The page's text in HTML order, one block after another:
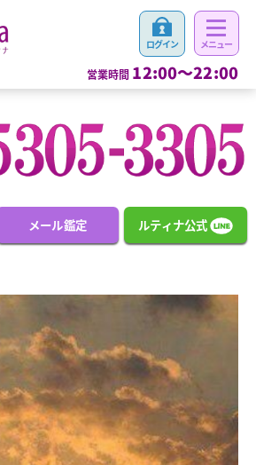
営業時間 12:00～22:00
メール鑑定 ルティナ公式